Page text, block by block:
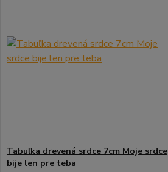
Tabuľka drevená srdce 7cm Moje srdce
bije len pre teba